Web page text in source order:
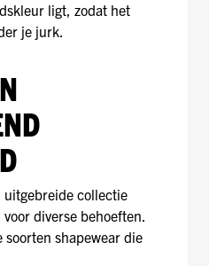
ligt, zodat het
je jurk.
uitgebreide collectie
diverse behoeften.
shapewear die